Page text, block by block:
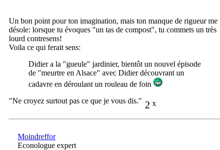
Un bon point pour ton imagination, mais ton manque de rigueur me
désole: lorsque tu évoques "un tas de compost", tu commets un très
lourd contresens!
Voila ce qui ferait sens:
Didier a la "gueule" jardinier, bientôt un nouvel épisode
de "meurtre en Alsace" avec Didier découvrant un
cadavre en déroulant un rouleau de foin
2 x
"Ne croyez surtout pas ce que je vous dis."
Moindreffor
Econologue expert